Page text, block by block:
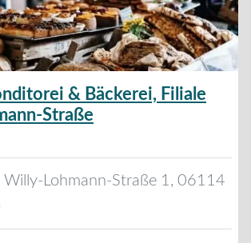
& Bäckerei, Filiale
Straße
Willy-Lohmann-Straße 1, 06114